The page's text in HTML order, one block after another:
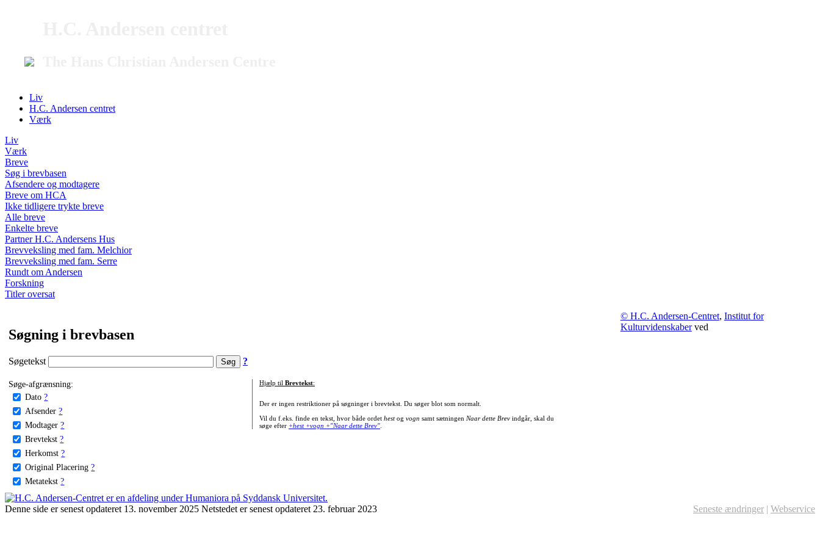
Liv
H.C. Andersen centret
Værk
Liv
Værk
Breve
Søg i brevbasen
Afsendere og modtagere
Breve om HCA
Ikke tidligere trykte breve
Alle breve
Enkelte breve
Partner H.C. Andersens Hus
Brevveksling med fam. Melchior
Brevveksling med fam. Serre
Rundt om Andersen
Forskning
Titler oversat
Søgning i brevbasen
Søgetekst ?
Søge-afgrænsning:
Dato ?
Afsender ?
Modtager ?
Brevtekst ?
Herkomst ?
Original Placering ?
Metatekst ?
Hjælp til Brevtekst:
Der er ingen restriktioner på søgninger i brevtekst. Du søger blot som normalt.
Vil du f.eks. finde en tekst, hvor både ordet hestog vogn samt sætningen Naar dette Brevindgår, skal du
søge efter +hest +vogn +"Naar dette Brev".
© H.C. Andersen-Centret, Institut for
Kulturvidenskaberved
Denne side er senest opdateret 13. november 2025 Netstedet er senest opdateret 23. februar 2023 Seneste ændringer | Webservice